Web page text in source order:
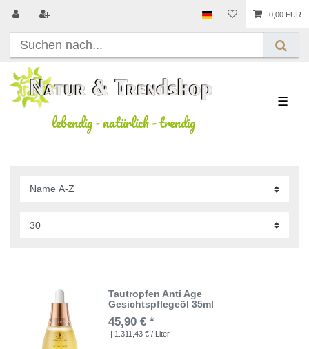
0,00 EUR
lebendig-natürlich-trendig
☰
Tautropfen Anti Age
Gesichtspflegeöl 35ml
45,90 € *
| 1.311,43 € / Liter